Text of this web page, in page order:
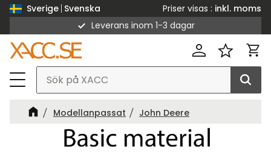
Sverige Svenska Priser visas
inkl. moms
Leverans inom 1-3 dagar
Modellanpassat John Deere